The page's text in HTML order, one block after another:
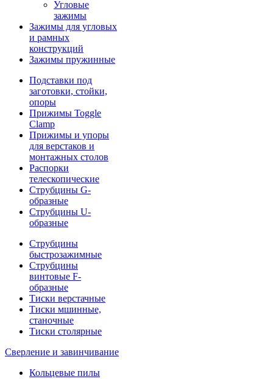
Угловые
зажимы
Зажимы для угловых
и рамных
конструкций
Зажимы пружинные
Подставки под
заготовки, стойки,
опоры
Прижимы Toggle
Clamp
Прижимы и упоры
для верстаков и
монтажных столов
Распорки
телескопические
Струбцины G-
образные
Струбцины U-
образные
Струбцины
быстрозажимные
Струбцины
винтовые F-
образные
Тиски верстачные
Тиски мшинные,
станочные
Тиски столярные
Сверление и завинчивание
Кольцевые пилы